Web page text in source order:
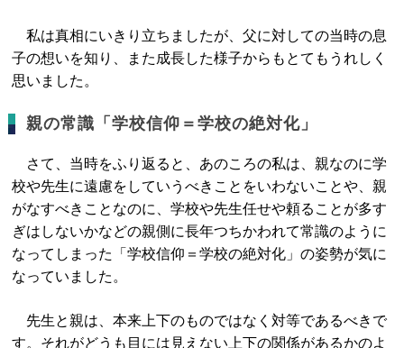
私は真相にいきり立ちましたが、父に対しての当時の息
子の想いを知り、また成長した様子からもとてもうれしく
思いました。
親の常識「学校信仰＝学校の絶対化」
さて、当時をふり返ると、あのころの私は、親なのに学
校や先生に遠慮をしていうべきことをいわないことや、親
がなすべきことなのに、学校や先生任せや頼ることが多す
ぎはしないかなどの親側に長年つちかわれて常識のように
なってしまった「学校信仰＝学校の絶対化」の姿勢が気に
なっていました。
先生と親は、本来上下のものではなく対等であるべきで
す。それがどうも目には見えない上下の関係があるかのよ